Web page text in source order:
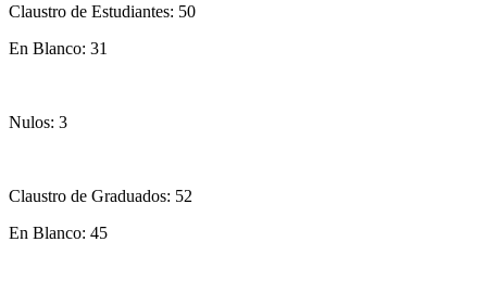
Claustro de Estudiantes: 50
En Blanco: 31
Nulos: 3
Claustro de Graduados: 52
En Blanco: 45